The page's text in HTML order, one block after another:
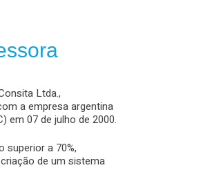
Ltda.,
a empresa argentina
em 07 de julho de 2000.
a 70%,
de um sistema